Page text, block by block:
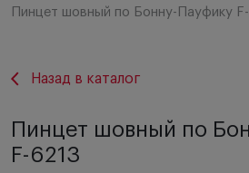
Пинцет шовный по Бонну-Пауфику
Назад в каталог
Пинцет шовный по
F-6213